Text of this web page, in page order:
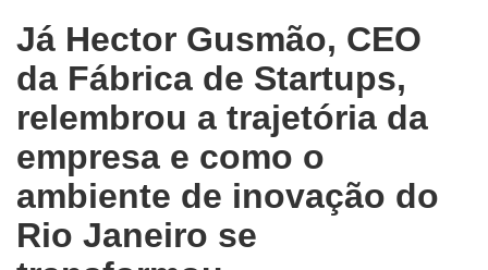
Já Hector Gusmão, CEO
da Fábrica de Startups,
relembrou a trajetória da
empresa e como o
ambiente de inovação do
Rio Janeiro se